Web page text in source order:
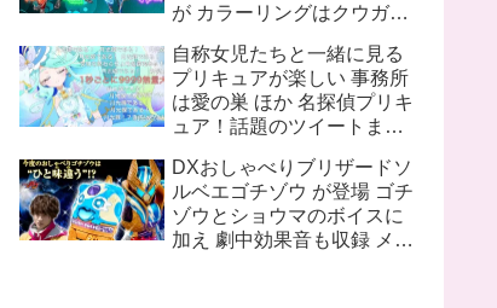
が カラーリングはクウガと
姿が不明なのは 丑 辰 午 申
亥 の5人
自称女児たちと一緒に見る
プリキュアが楽しい 事務所
は愛の巣 ほか 名探偵プリキ
ュア！話題のツイートまと
DXおしゃべりブリザードソ
ルベエゴチゾウ が登場 ゴチ
ゾウとショウマのボイスに
加え 劇中効果音も収録 メタ